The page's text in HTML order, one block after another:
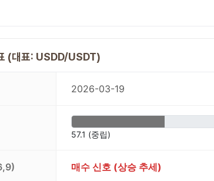
(대표: USDD/USDT)
2026-03-19
57.1 (중립)
매수 신호 (상승 추세)